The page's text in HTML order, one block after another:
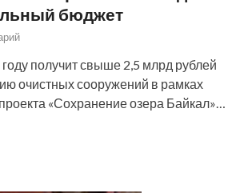
бюджет
получит свыше 2,5 млрд рублей
очистных сооружений в рамках
«Сохранение озера Байкал»…